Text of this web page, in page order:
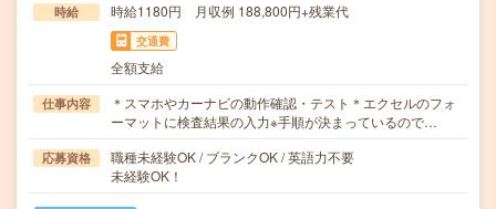
時給 時給1180円 月収例 188,800円+残業代
交通費
全額支給
仕事内容
＊スマホやカーナビの動作確認・テスト＊エクセルのフォ
ーマットに検査結果の入力※手順が決まっているので…
応募資格
職種未経験OK / ブランクOK / 英語力不要
未経験OK！